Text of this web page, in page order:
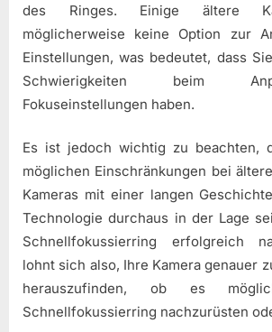
des Ringes. Einige ältere
möglicherweise keine Option zur
Einstellungen, was bedeutet, dass
Schwierigkeiten beim
Fokuseinstellungen haben.
Es ist jedoch wichtig zu beachten,
möglichen Einschränkungen bei
Kameras mit einer langen
Technologie durchaus in der Lage
Schnellfokussierring erfolgreich
lohnt sich also, Ihre Kamera genauer
herauszufinden, ob es
Schnellfokussierring nachzurüsten